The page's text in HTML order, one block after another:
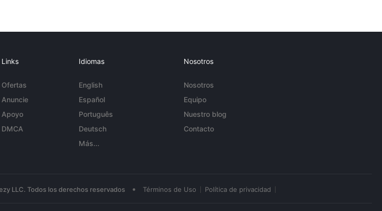
Links
Ofertas
Anuncie
Apoyo
DMCA
Idiomas
English
Español
Português
Deutsch
Más...
Nosotros
Nosotros
Equipo
Nuestro blog
Contacto
LLC. Todos los derechos reservados • Términos de Uso Política de privacidad